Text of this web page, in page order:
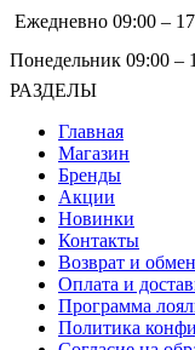
Ежедневно 09:00 –
Понедельник 09:00 –
РАЗДЕЛЫ
Главная
Магазин
Бренды
Акции
Новинки
Контакты
Возврат и обмен
Оплата и
Программа
Политика